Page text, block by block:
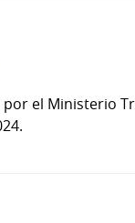
el Ministerio